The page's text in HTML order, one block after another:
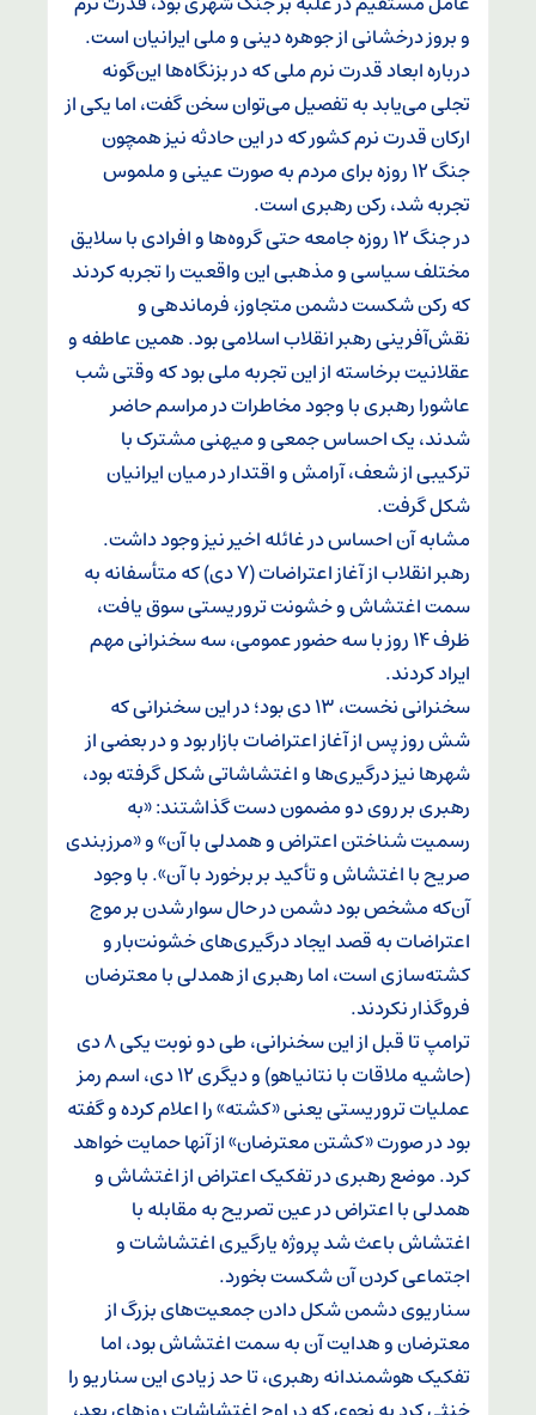
و بروز درخشانی از جوهره دینی و ملی ایرانیان است.
درباره ابعاد قدرت نرم ملی که در بزنگاه‌ها این‌گونه
تجلی می‌یابد به تفصیل می‌توان سخن گفت، اما یکی از
ارکان قدرت نرم کشور که در این حادثه نیز همچون
جنگ ۱۲ روزه برای مردم به صورت عینی و ملموس
تجربه شد، رکن رهبری است.
در جنگ ۱۲ روزه جامعه حتی گروه‌ها و افرادی با سلایق
مختلف سیاسی و مذهبی این واقعیت را تجربه کردند
که رکن شکست دشمن متجاوز، فرماندهی و
نقش‌آفرینی رهبر انقلاب اسلامی بود. همین عاطفه و
عقلانیت برخاسته از این تجربه ملی بود که وقتی شب
عاشورا رهبری با وجود مخاطرات در مراسم حاضر
شدند، یک احساس جمعی و میهنی مشترک با
ترکیبی از شعف، آرامش و اقتدار در میان ایرانیان
شکل گرفت.
مشابه آن احساس در غائله اخیر نیز وجود داشت.
رهبر انقلاب از آغاز اعتراضات (۷ دی) که متأسفانه به
سمت اغتشاش و خشونت تروریستی سوق یافت،
ظرف ۱۴ روز با سه حضور عمومی، سه سخنرانی مهم
ایراد کردند.
سخنرانی نخست، ۱۳ دی بود؛ در این سخنرانی که
شش روز پس از آغاز اعتراضات بازار بود و در بعضی از
شهر‌ها نیز درگیری‌ها و اغتشاشاتی شکل گرفته بود،
رهبری بر روی دو مضمون دست گذاشتند: «به
رسمیت شناختن اعتراض و همدلی با آن» و «مرزبندی
صریح با اغتشاش و تأکید بر برخورد با آن». با وجود
آن‌که مشخص بود دشمن در حال سوار شدن بر موج
اعتراضات به قصد ایجاد درگیری‌های خشونت‌بار و
کشته‌سازی است، اما رهبری از همدلی با معترضان
فروگذار نکردند.
ترامپ تا قبل از این سخنرانی، طی دو نوبت یکی ۸ دی
(حاشیه ملاقات با نتانیاهو) و دیگری ۱۲ دی، اسم رمز
عملیات تروریستی یعنی «کشته» را اعلام کرده و گفته
بود در صورت «کشتن معترضان» از آنها حمایت خواهد
کرد. موضع رهبری در تفکیک اعتراض از اغتشاش و
همدلی با اعتراض در عین تصریح به مقابله با
اغتشاش باعث شد پروژه یارگیری اغتشاشات و
اجتماعی کردن آن شکست بخورد.
سناریوی دشمن شکل دادن جمعیت‌های بزرگ از
معترضان و هدایت آن به سمت اغتشاش بود، اما
تفکیک هوشمندانه رهبری، تا حد زیادی این سناریو را